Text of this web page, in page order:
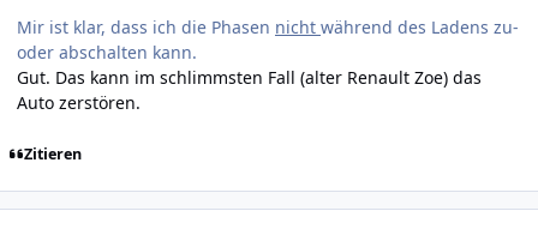
Mir ist klar, dass ich die Phasen nicht während des Ladens zu-
oder abschalten kann.
Gut. Das kann im schlimmsten Fall (alter Renault Zoe) das
Auto zerstören.
Zitieren